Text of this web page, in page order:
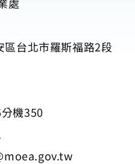
台北市羅斯福路2段
機350